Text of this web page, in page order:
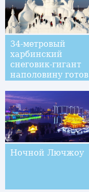
34-метровый
харбинский
снеговик-гигант
наполовину готов
Ночной Лючжоу